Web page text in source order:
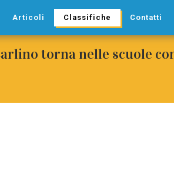
Articoli Classifiche Contatti
torna nelle scuole